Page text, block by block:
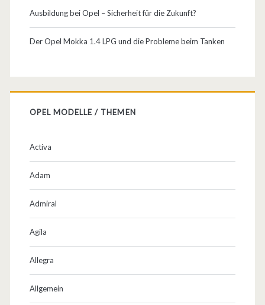
Ausbildung bei Opel – Sicherheit für die Zukunft?
Der Opel Mokka 1.4 LPG und die Probleme beim Tanken
OPEL MODELLE / THEMEN
Activa
Adam
Admiral
Agila
Allegra
Allgemein